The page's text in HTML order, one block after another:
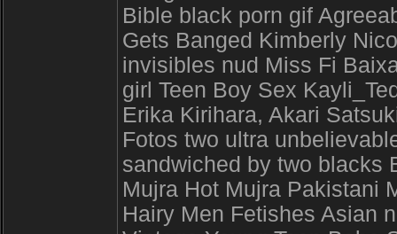
Bible black porn gif
Gets Banged Kimberly
invisibles nud Miss Fi
girl Teen Boy Sex
Erika Kirihara, Akari
Fotos two ultra
sandwiched by two blacks
Mujra Hot Mujra Pakistani
Hairy Men Fetishes Asian